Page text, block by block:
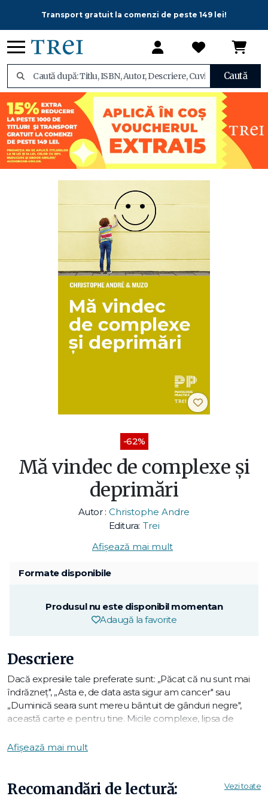
Transport gratuit la comenzi de peste 149 lei!
Caută
-62%
Mă vindec de complexe și
deprimări
Autor : Christophe Andre
Editura: Trei
Afișează mai mult
Formate disponibile
Produsul nu este disponibil momentan
Adaugă la favorite
Descriere
Dacă expresiile tale preferate sunt: „Păcat că nu sunt mai
îndrăzneț", „Asta e, de data asta sigur am cancer" sau
„Duminică seara sunt mereu bântuit de gânduri negre",
această carte e pentru tine. Micile complexe, lipsa de
diversele anxietăți ne pot perturba viețile. Soluțiile propuse
buna dispoziție.
Afișează mai mult
Recomandări de lectură: Vezi toate